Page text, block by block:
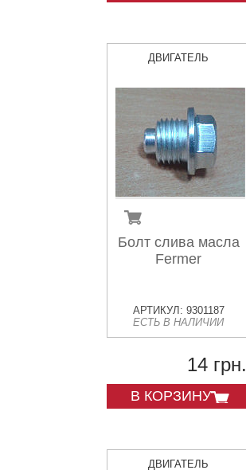
ДВИГАТЕЛЬ
Болт слива масла
Fermer
АРТИКУЛ: 9301187
ЕСТЬ В НАЛИЧИИ
14 грн.
В КОРЗИНУ
ДВИГАТЕЛЬ